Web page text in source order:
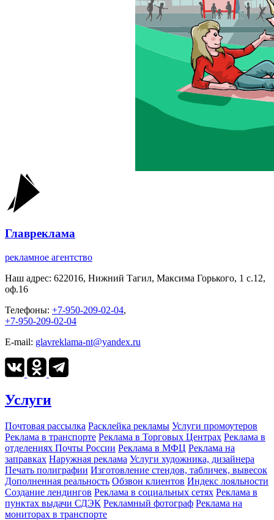
Главреклама
рекламное агентство
Наш адрес: 622016, Нижний Тагил, Максима Горького, 1 c.12,
оф.16
Телефоны: +7-950-209-02-04,
+7-950-209-02-04
E-mail: glavreklama-nt@yandex.ru
Услуги
Почтовая рассылка Расклейка рекламы Услуги промоутеров
Реклама в транспорте Реклама в Торговых Центрах Реклама в
отделениях Почты России Реклама в МФЦ Реклама на
заправках Наружная реклама Услуги художника, дизайнера
Печать полиграфии Изготовление стендов, табличек, вывесок
Дополненная реальность Обзвон клиентов Индекс лояльности
Создание лендингов Реклама в социальных сетях Реклама в
пунктах выдачи СДЭК Рекламный фотограф Реклама на
мониторах в транспорте